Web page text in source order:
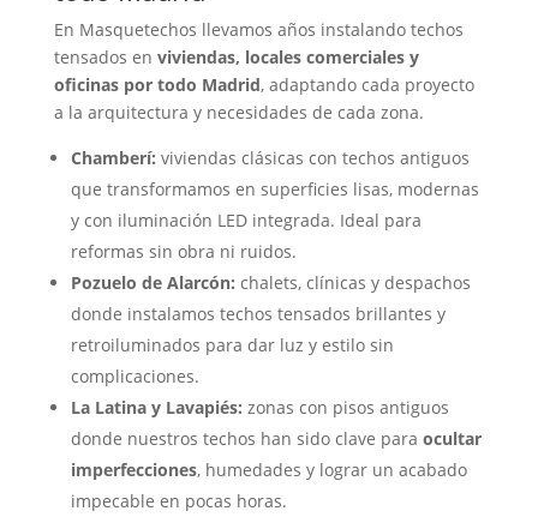
En Masquetechos llevamos años instalando techos
tensados en viviendas, locales comerciales y
oficinas por todo Madrid, adaptando cada proyecto
a la arquitectura y necesidades de cada zona.
Chamberí: viviendas clásicas con techos antiguos
que transformamos en superficies lisas, modernas
y con iluminación LED integrada. Ideal para
reformas sin obra ni ruidos.
Pozuelo de Alarcón: chalets, clínicas y despachos
donde instalamos techos tensados brillantes y
retroiluminados para dar luz y estilo sin
complicaciones.
La Latina y Lavapiés: zonas con pisos antiguos
donde nuestros techos han sido clave para ocultar
imperfecciones, humedades y lograr un acabado
impecable en pocas horas.